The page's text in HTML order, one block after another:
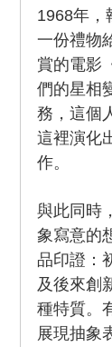
1968年，
一份禮物
賞的電影
們的星相
務，這個
這裡演化
作。
與此同時
象寫意的
品印證：
及後來創
種特質。
展現抽象